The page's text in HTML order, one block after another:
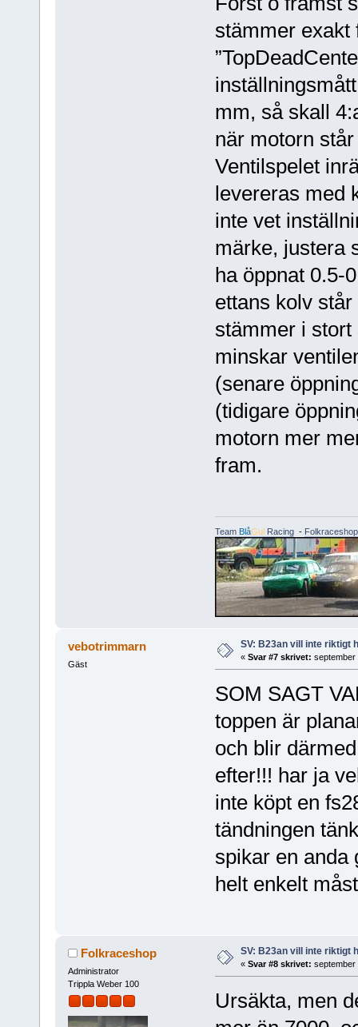
stämmer exakt
mm, så skall
när motorn
Ventilspelet
levereras med
inte vet
märke, justera
ha öppnat 0.5-
ettans kolv
stämmer i
minskar
(senare
(tidigare
motorn mer
fram.
Team BlåGulRacing- Folkraceshop
vebotrimmarn
Gäst
SV: B23an vill inte riktigt
« Svar #7 skrivet: september
SOM SAGT
toppen är
och blir
efter!!! har ja
inte köpt en
tändningen
spikar en anda
helt enkelt
Folkraceshop
Administrator
Trippla Weber 100
SV: B23an vill inte riktigt
« Svar #8 skrivet: september
Ursäkta, men